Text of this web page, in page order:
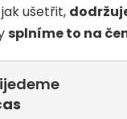
ušetřit,
splníme to na